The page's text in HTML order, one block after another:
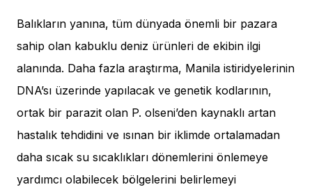
Balıkların yanına, tüm dünyada önemli bir pazara
sahip olan kabuklu deniz ürünleri de ekibin ilgi
alanında. Daha fazla araştırma, Manila istiridyelerinin
DNA’sı üzerinde yapılacak ve genetik kodlarının,
ortak bir parazit olan P. olseni’den kaynaklı artan
hastalık tehdidini ve ısınan bir iklimde ortalamadan
daha sıcak su sıcaklıkları dönemlerini önlemeye
yardımcı olabilecek bölgelerini belirlemeyi